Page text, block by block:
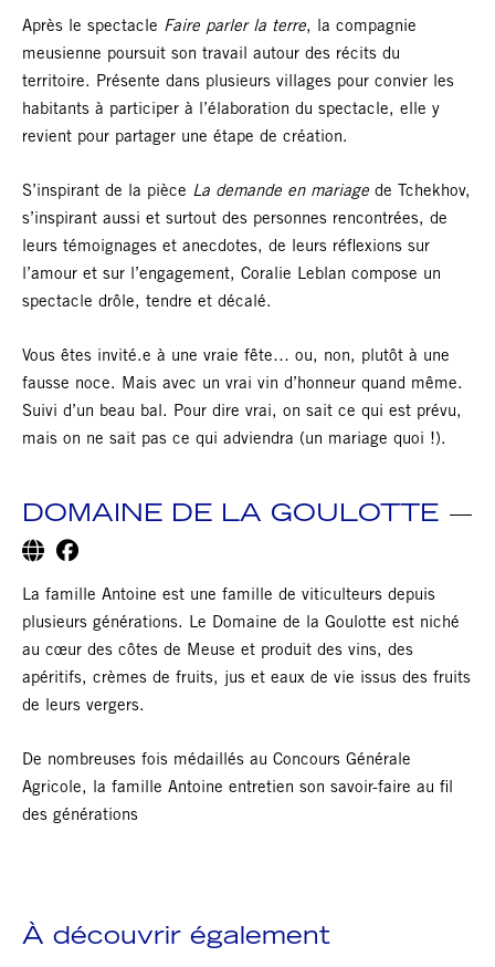
Après le spectacle Faire parler la terre, la compagnie
meusienne poursuit son travail autour des récits du
territoire. Présente dans plusieurs villages pour convier les
habitants à participer à l’élaboration du spectacle, elle y
revient pour partager une étape de création.
S’inspirant de la pièce La demande en mariage de Tchekhov,
s’inspirant aussi et surtout des personnes rencontrées, de
leurs témoignages et anecdotes, de leurs réflexions sur
l’amour et sur l’engagement, Coralie Leblan compose un
spectacle drôle, tendre et décalé.
Vous êtes invité.e à une vraie fête… ou, non, plutôt à une
fausse noce. Mais avec un vrai vin d’honneur quand même.
Suivi d’un beau bal. Pour dire vrai, on sait ce qui est prévu,
mais on ne sait pas ce qui adviendra (un mariage quoi !).
DOMAINE DE LA GOULOTTE
La famille Antoine est une famille de viticulteurs depuis
plusieurs générations. Le Domaine de la Goulotte est niché
au cœur des côtes de Meuse et produit des vins, des
apéritifs, crèmes de fruits, jus et eaux de vie issus des fruits
de leurs vergers.
De nombreuses fois médaillés au Concours Générale
Agricole, la famille Antoine entretien son savoir-faire au fil
des générations
À découvrir également